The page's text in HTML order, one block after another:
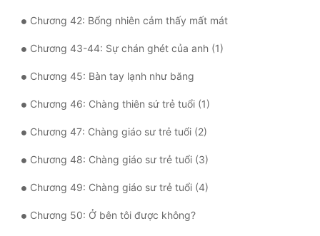
Đông Phương
Đông Phương Huyền Huyễn
Đồng Nhân
Chương 42: Bổng nhiên cảm thấy mất mát
Chương 43-44: Sự chán ghét của anh (1)
Chương 45: Bàn tay lạnh như băng
Chương 46: Chàng thiên sứ trẻ tuổi (1)
Chương 47: Chàng giáo sư trẻ tuổi (2)
Chương 48: Chàng giáo sư trẻ tuổi (3)
Chương 49: Chàng giáo sư trẻ tuổi (4)
Chương 50: Ở bên tôi được không?